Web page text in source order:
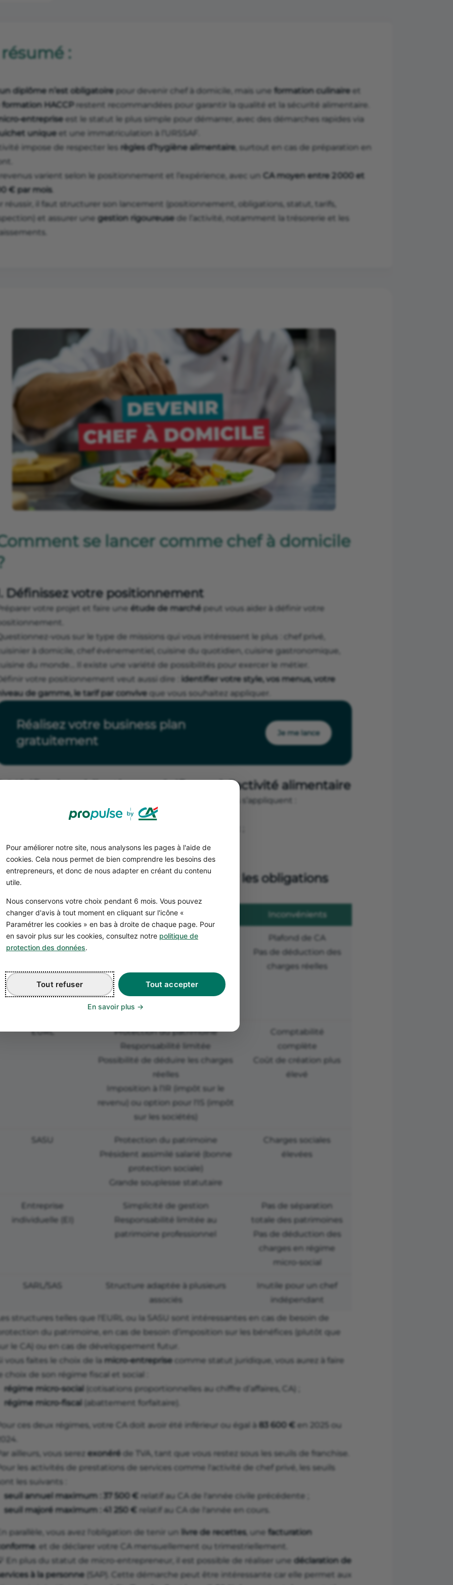
Pour améliorer notre site, nous analysons les pages à l'aide de
cookies. Cela nous permet de bien comprendre les besoins des
entrepreneurs, et donc de nous adapter en créant du contenu
utile.
Nous conservons votre choix pendant 6 mois. Vous pouvez
changer d'avis à tout moment en cliquant sur l'icône «
Paramétrer les cookies » en bas à droite de chaque page. Pour
en savoir plus sur les cookies, consultez notre politique de
protection des données.
Tout accepter
Tout refuser
En savoir plus
:
diplôme n’est obligatoire pour devenir chef à domicile, mais une formation culinaire et
formation HACCPrestent recommandées pour garantir la qualité et la sécurité alimentaire.
est le statut le plus simple pour démarrer, avec des démarches rapides via
unique et une immatriculation à l’URSSAF.
impose de respecter les règles d’hygiène alimentaire, surtout en cas de préparation en
varient selon le positionnement et l’expérience, avec un CA moyen entre 2 000 et
€ par mois.
réussir, il faut structurer son lancement (positionnement, obligations, statut, tarifs,
et assurer une gestion rigoureuse de l’activité, notamment la trésorerie et les
se lancer comme chef à domicile
Définissez votre positionnement
votre projet et faire une étude de marché peut vous aider à définir votre
vous sur le type de missions qui vous intéressent le plus : chef privé,
à domicile, chef événementiel, cuisine du quotidien, cuisine gastronomique,
du monde… Il existe une variété de possibilités pour exercer le métier.
votre positionnement veut aussi dire :
identifier votre style, vos menus, votre
de gamme, le tarif par convive que vous souhaitez appliquer.
Réalisez votre business plan
gratuitement
Je me lance
Vérifiez les obligations spécifiques à l’activité alimentaire
si la cuisine est réalisée chez le client, certaines règles s’appliquent :
respect des règles d’hygiène alimentaire
assurances
RC Pro ou multirisque recommandées
Choisir le statut juridique et respecter les obligations
Statut Avantages Inconvénients
Micro‑entreprise
Création simple via le Guichet
CA
Franchise de TVA
Comptabilité simplifiée
Plafond de CA
Pas de déduction des
charges réelles
EURL
Protection du patrimoine
Responsabilité limitée
Possibilité de déduire les charges
réelles
Imposition à l’IR (impôt sur le
revenu) ou option pour l'IS (impôt
sur les sociétés)
Comptabilité
complète
Coût de création plus
élevé
SASU
Protection du patrimoine
Président assimilé salarié (bonne
protection sociale)
Grande souplesse statutaire
Charges sociales
élevées
Entreprise
individuelle (EI)
Simplicité de gestion
Responsabilité limitée au
patrimoine professionnel
Pas de séparation
totale des patrimoines
Pas de déduction des
charges en régime
micro-social
SARL/SAS
Structure adaptée à plusieurs
associés
Inutile pour un chef
indépendant
structures telles que l'EURL ou la SASU sont intéressantes en cas de besoin de
du patrimoine, en cas de besoin d’imposition sur les bénéfices (plutôt que
le CA) ou en cas de développement futur.
vous faites le choix de la micro‑entreprise comme statut juridique, vous aurez à faire
choix de son régime fiscal et social :
régime micro‑social (cotisations proportionnelles au chiffre d’affaires, CA) ;
régime micro‑fiscal (abattement forfaitaire).
ces deux régimes, votre CA doit avoir été inférieur ou égal à 83 600 € en 2025 ou
ailleurs, vous serez exonéré de TVA, tant que vous restez sous les seuils de franchise.
les activités de prestations de services comme l'activité de chef privé, les seuils
les suivants :
seuil annuel maximum : 37 500 € relatif au CA de l'année civile précédente ;
seuil majoré maximum : 41 250 € relatif au CA de l'année en cours.
parallèle, vous avez l'obligation de tenir un livre de recettes, une facturation
. et de déclarer votre CA mensuellement ou trimestriellement.
En plus du statut de micro-entrepreneur, il est possible de réaliser une déclaration de
à la personne (SAP). Cette démarche peut être intéressante car elle permet aux